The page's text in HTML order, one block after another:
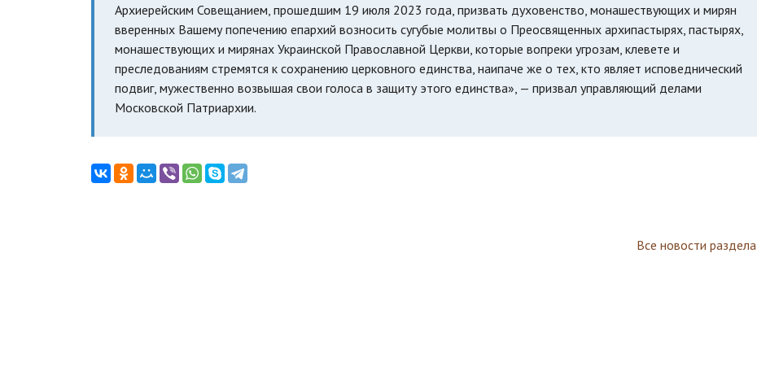
Архиерейским Совещанием, прошедшим 19 июля 2023 года, призвать духовенство, монашествующих и мирян
вверенных Вашему попечению епархий возносить сугубые молитвы о Преосвященных архипастырях, пастырях,
монашествующих и мирянах Украинской Православной Церкви, которые вопреки угрозам, клевете и
преследованиям стремятся к сохранению церковного единства, наипаче же о тех, кто являет исповеднический
подвиг, мужественно возвышая свои голоса в защиту этого единства», — призвал управляющий делами
Московской Патриархии.
Все новости раздела